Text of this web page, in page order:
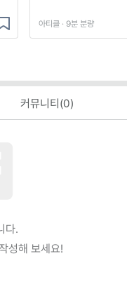
아티클 · 9분 분량
커뮤니티(0)
다.
성해 보세요!